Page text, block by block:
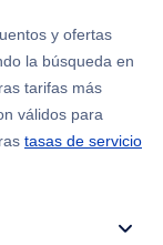
y ofertas
la búsqueda en
tarifas más
válidos para
tasas de servicio